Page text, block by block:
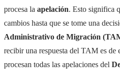
procesa la apelación. Esto significa
cambios hasta que se tome una
Administrativo de Migración
recibir una respuesta del TAM es de
procesan todas las apelaciones del